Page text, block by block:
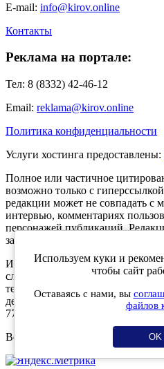
E-mail: info@kirov.online
Контакты
Реклама на портале:
Тел: 8 (8332) 42-46-12
Email: reklama@kirov.online
Политика конфиденциальности
Услуги хостинга предоставлены:
Полное или частичное
возможно только с
редакции может не совпадать с
интервью, комментариях
персонажей публикаций.
за текст комментариев читателей.
Интернет-портал Kirov.online
службе по надзору в сфере
технологий и массовых
декабря 2019 года.
77189.
Возрастное ограничение 12+
Используем куки и
чтобы сайт
Оставаясь с нами, вы
файлов
OK